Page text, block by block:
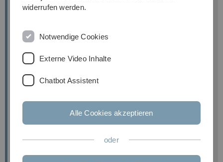
widerrufen werden.
Notwendige Cookies
Externe Video Inhalte
Chatbot Assistent
Alle Cookies akzeptieren
oder